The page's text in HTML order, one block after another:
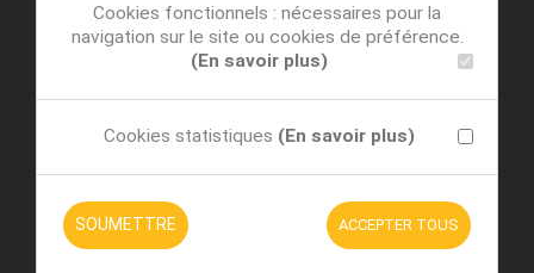
Cookies fonctionnels : nécessaires pour la
navigation sur le site ou cookies de préférence.
(En savoir plus)
Cookies statistiques (En savoir plus)
SOUMETTRE ACCEPTER TOUS